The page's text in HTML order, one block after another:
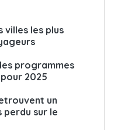
villes les plus
programmes
2025
un
perdu sur le